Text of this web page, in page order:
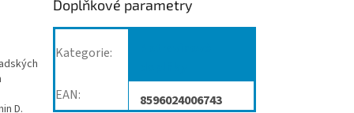
D.
Doplňkové parametry
Kategorie:
EAN: 8596024006743